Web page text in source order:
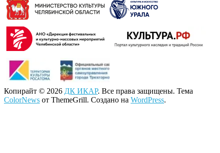
Копирайт © 2026 ДК ИКАР. Все права защищены. Тема
ColorNews от ThemeGrill. Создано на WordPress.